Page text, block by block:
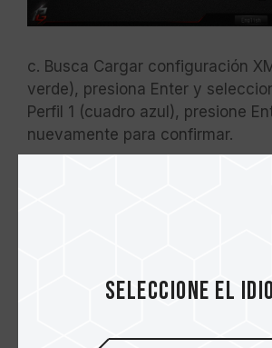
c. Busca Cargar configuración
verde), presiona Enter y
Perfil 1 (cuadro azul), presione
nuevamente para confirmar.
Seleccione el